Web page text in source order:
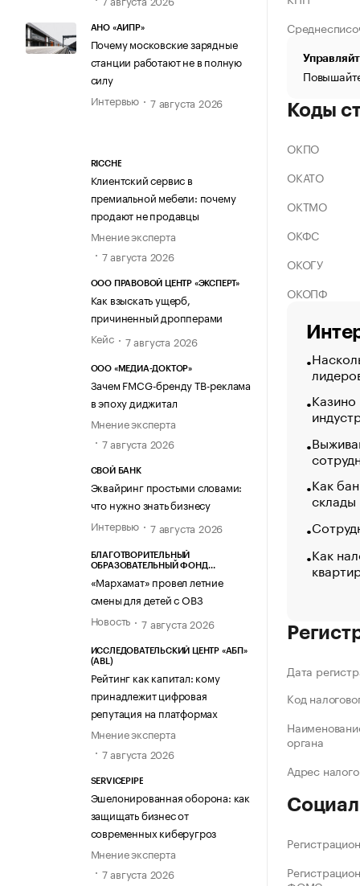
АНО «АИПР»
Почему московские зарядные
станции работают не в полную
силу
Интервью
7 августа 2026
RICCHE
Клиентский сервис в
премиальной мебели: почему
продают не продавцы
Мнение эксперта
7 августа 2026
ООО ПРАВОВОЙ ЦЕНТР «ЭКСПЕРТ»
Как взыскать ущерб,
причиненный дропперами
Кейс
7 августа 2026
ООО «МЕДИА-ДОКТОР»
Зачем FMCG-бренду ТВ-реклама
в эпоху диджитал
Мнение эксперта
7 августа 2026
СВОЙ БАНК
Эквайринг простыми словами:
что нужно знать бизнесу
Интервью
7 августа 2026
БЛАГОТВОРИТЕЛЬНЫЙ
ОБРАЗОВАТЕЛЬНЫЙ ФОНД
«Мархамат» провел летние
смены для детей с ОВЗ
Новость
7 августа 2026
ИССЛЕДОВАТЕЛЬСКИЙ ЦЕНТР «АБП»
(ABL)
Рейтинг как капитал: кому
принадлежит цифровая
репутация на платформах
Мнение эксперта
7 августа 2026
SERVICEPIPE
Эшелонированная оборона: как
защищать бизнес от
современных киберугроз
Мнение эксперта
7 августа 2026
Коды
ОКПО
ОКАТО
ОКТМО
ОКФС
ОКОГУ
ОКОПФ
Как
склады
Как
Дата
Код
органа
Адрес